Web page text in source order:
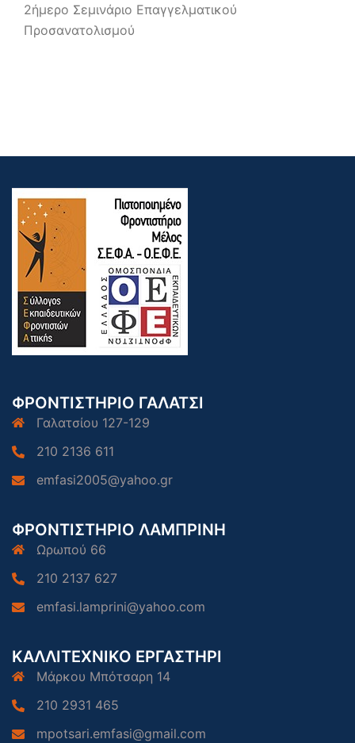
2ήμερο Σεμινάριο Επαγγελματικού
Προσανατολισμού
ΦΡΟΝΤΙΣΤΗΡΙΟ ΓΑΛΑΤΣΙ
Γαλατσίου 127-129
210 2136 611
emfasi2005@yahoo.gr
ΦΡΟΝΤΙΣΤΗΡΙΟ ΛΑΜΠΡΙΝΗ
Ωρωπού 66
210 2137 627
emfasi.lamprini@yahoo.com
ΚΑΛΛΙΤΕΧΝΙΚΟ ΕΡΓΑΣΤΗΡΙ
Μάρκου Μπότσαρη 14
210 2931 465
mpotsari.emfasi@gmail.com